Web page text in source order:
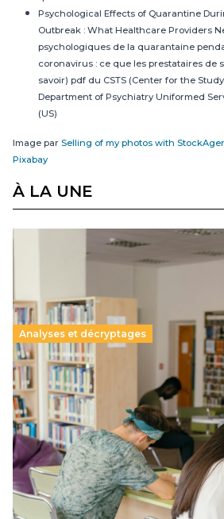
Psychological Effects of Quarantine
Outbreak : What Healthcare Providers
psychologiques de la quarantaine
coronavirus : ce que les prestataires de
savoir) pdf du CSTS (Center for the
Department of Psychiatry Uniformed
(US)
Image par Selling of my photos with
Pixabay
À LA UNE
Analyses et décryptages
Supérieur privé : une dérive qui
promesse républicaine
11 juillet 2026-
Le projet de loi sur la régulation de
supérieur privé met en lumière
qui relègue l’acte pédagogique au
Lire la suite →